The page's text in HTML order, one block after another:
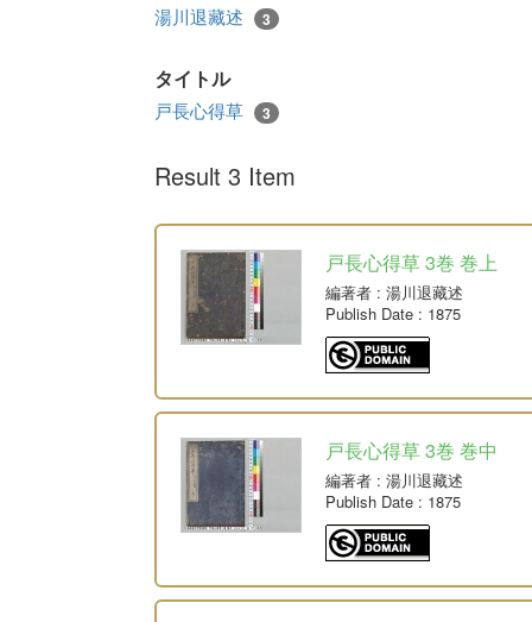
湯川退藏述 3
タイトル
戸長心得草 3
Result 3 Item
戸長心得草 3巻 巻上
編著者 : 湯川退藏述
Publish Date : 1875
戸長心得草 3巻 巻中
編著者 : 湯川退藏述
Publish Date : 1875